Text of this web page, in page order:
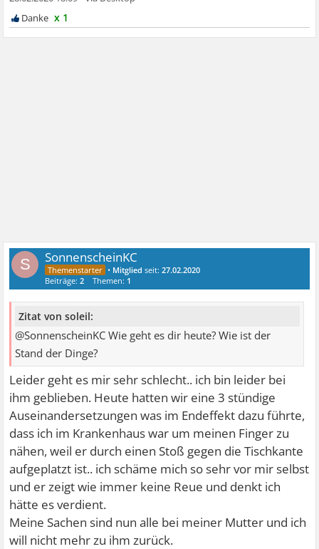
x 1
S SonnenscheinKC
• Mitglied seit:27.02.2020
Beiträge:2 Themen: 1
Zitat von soleil:
@SonnenscheinKC Wie geht es dir heute? Wie ist der
Stand der Dinge?
Leider geht es mir sehr schlecht.. ich bin leider bei
ihm geblieben. Heute hatten wir eine 3 stündige
Auseinandersetzungen was im Endeffekt dazu führte,
dass ich im Krankenhaus war um meinen Finger zu
nähen, weil er durch einen Stoß gegen die Tischkante
aufgeplatzt ist.. ich schäme mich so sehr vor mir selbst
und er zeigt wie immer keine Reue und denkt ich
hätte es verdient.
Meine Sachen sind nun alle bei meiner Mutter und ich
will nicht mehr zu ihm zurück.